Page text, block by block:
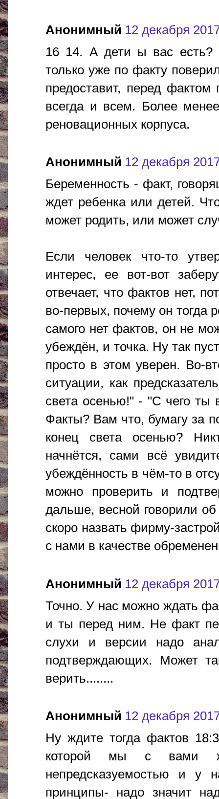
Анонимный 12 декабря
16 14. А дети ы вас есть?
только уже по факту
предоставит, перед
всегда и всем. Более
реновационных корпуса.
Анонимный 12 декабря
Беременность - факт,
ждет ребенка или детей.
может родить, или может
Если человек что-то
интерес, ее вот-вот
отвечает, что фактов нет,
во-первых, почему он тогда
самого нет фактов, он не
убеждён, и точка. Ну так
просто в этом уверен. Во-
ситуации, как
света осенью!" - "С чего ты
Факты? Вам что, бумагу за
конец света осенью?
начнётся, сами всё
убеждённость в чём-то в
можно проверить и
дальше, весной говорили
скоро назвать фирму-
с нами в качестве
Анонимный 12 декабря
Точно. У нас можно ждать
и ты перед ним. Не факт
слухи и версии надо
подтверждающих. Может
верить........
Анонимный 12 декабря
Ну ждите тогда фактов
которой мы с вами
непредсказуемостью и у
принципы- надо значит